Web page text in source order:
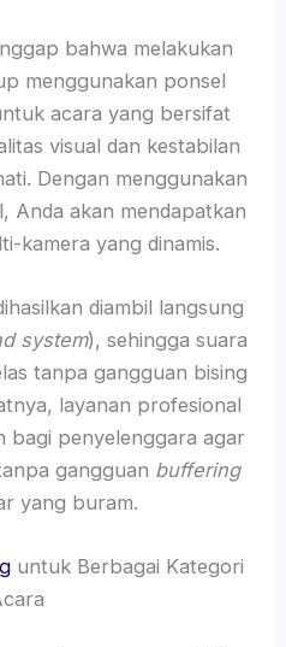
bahwa melakukan
menggunakan ponsel
acara yang bersifat
visual dan kestabilan
Dengan menggunakan
Anda akan mendapatkan
kamera yang dinamis.
diambil langsung
system), sehingga suara
tanpa gangguan bising
layanan profesional
bagi penyelenggara agar
gangguan buffering
yang buram.
untuk Berbagai Kategori